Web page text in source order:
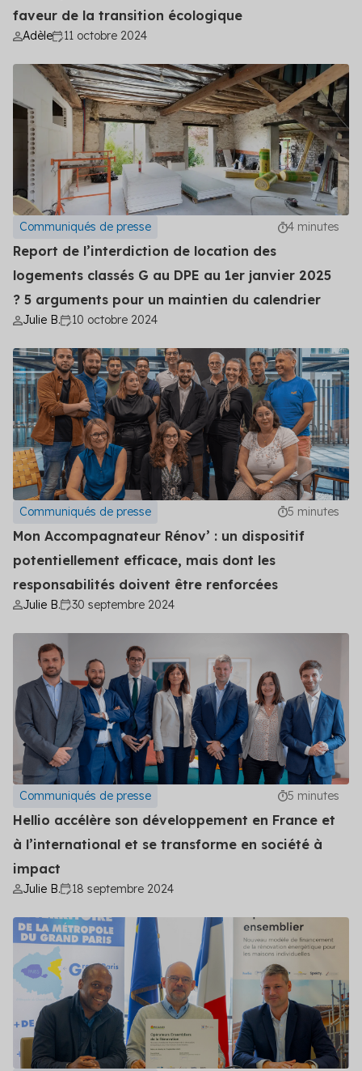
Découvrez les primes auxquelles vous pouvez
Voir toutes les solutions
Solutions par secteur
Agriculture
Copropriété
Industrie
Logement social
Particuliers
Professionnels du bâtiment
Secteur public
Tertiaire
Transport
faveur de la transition écologique
Adèle 11 octobre 2024
Communiqués de presse 4 minutes
Report de l’interdiction de location des
logements classés G au DPE au 1er janvier 2025
? 5 arguments pour un maintien du calendrier
Julie B. 10 octobre 2024
Communiqués de presse 5 minutes
Mon Accompagnateur Rénov’ : un dispositif
potentiellement efficace, mais dont les
responsabilités doivent être renforcées
Julie B. 30 septembre 2024
Communiqués de presse 5 minutes
Hellio accélère son développement en France et
à l’international et se transforme en société à
impact
Julie B. 18 septembre 2024